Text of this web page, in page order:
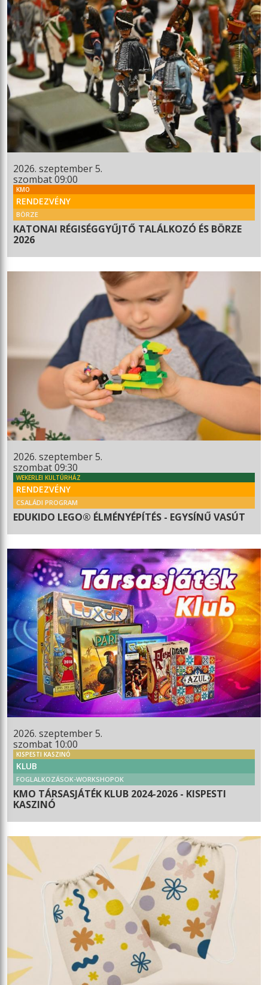
2026. szeptember 5.
szombat 09:00
KMO
RENDEZVÉNY
BÖRZE
KATONAI RÉGISÉGGYŰJTŐ TALÁLKOZÓ ÉS BÖRZE
2026
2026. szeptember 5.
szombat 09:30
WEKERLEI KULTÚRHÁZ
RENDEZVÉNY
CSALÁDI PROGRAM
EDUKIDO LEGO® ÉLMÉNYÉPÍTÉS - EGYSÍNŰ VASÚT
2026. szeptember 5.
szombat 10:00
KISPESTI KASZINÓ
KLUB
FOGLALKOZÁSOK-WORKSHOPOK
KMO TÁRSASJÁTÉK KLUB 2024-2026 - KISPESTI
KASZINÓ